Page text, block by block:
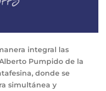
integral las
Pumpido de la
donde se
simultánea y